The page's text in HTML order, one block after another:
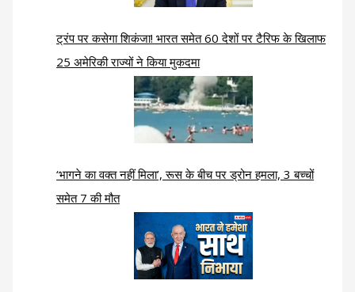
ट्रंप पर कसेगा शिकंजा! भारत समेत 60 देशों पर टैरिफ के खिलाफ
25 अमेरिकी राज्यों ने किया मुकदमा
‘भागने का वक्त नहीं मिला’, रूस के बीच पर ड्रोन हमला, 3 बच्चों
समेत 7 की मौत